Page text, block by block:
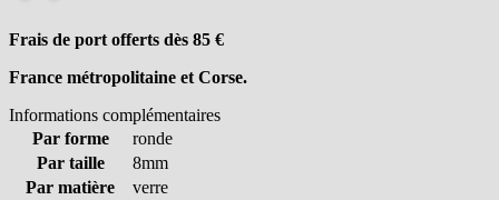
Frais de port offerts dès 85 €
France métropolitaine et Corse.
Informations complémentaires
Par forme
ronde
Par taille
8mm
Par matière
verre